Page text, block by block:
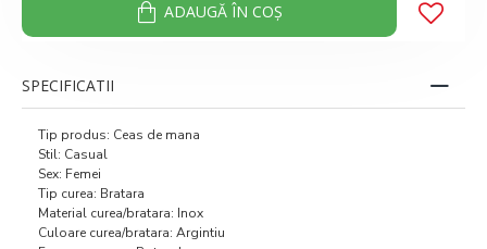
ADAUGĂ ÎN COŞ
SPECIFICATII
Tip produs: Ceas de mana
Stil: Casual
Sex: Femei
Tip curea: Bratara
Material curea/bratara: Inox
Culoare curea/bratara: Argintiu